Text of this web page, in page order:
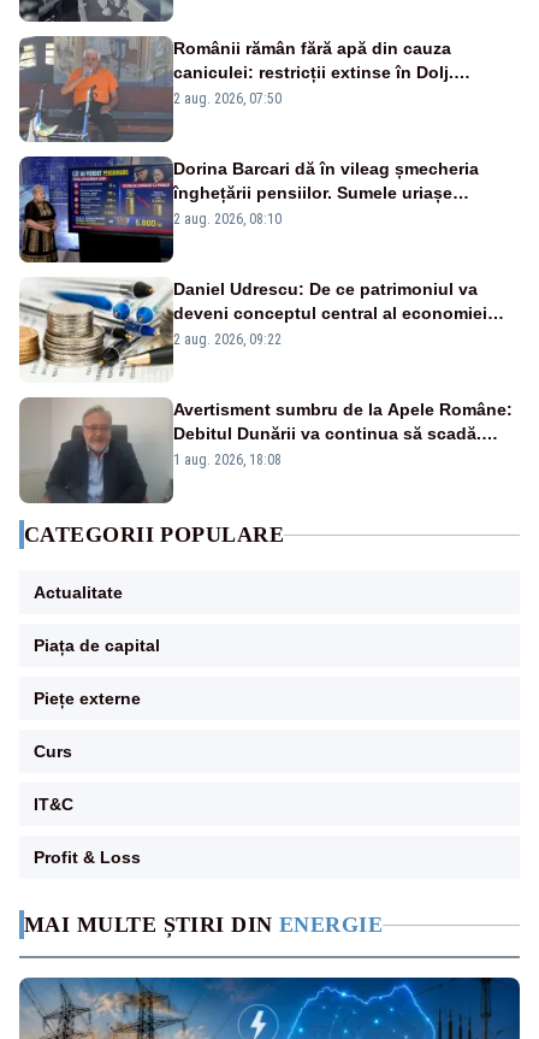
MAI MULTE ȘTIRI DIN ENERGIE
Românii rămân fără apă din cauza
caniculei: restricții extinse în Dolj.
Oamenii au „cu program la robinet”
2 aug. 2026, 07:50
Dorina Barcari dă în vileag șmecheria
înghețării pensiilor. Sumele uriașe
pierdute de fiecare român
2 aug. 2026, 08:10
Daniel Udrescu: De ce patrimoniul va
deveni conceptul central al economiei
viitoare?
2 aug. 2026, 09:22
Avertisment sumbru de la Apele Române:
Debitul Dunării va continua să scadă.
Cernavodă s-ar putea închide în 4 zile
1 aug. 2026, 18:08
CATEGORII POPULARE
Actualitate
Piața de capital
Piețe externe
Curs
IT&C
Profit & Loss